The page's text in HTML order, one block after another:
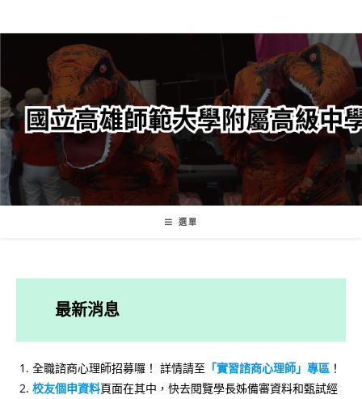
轉
要
內
容
選單
最新消息
全職諮商心理師招募囉！ 詳情請至 「實習諮商心理師」專區 ！
校友個申資料頁面在其中，快去閱覽學長姊備審資料和甄試經